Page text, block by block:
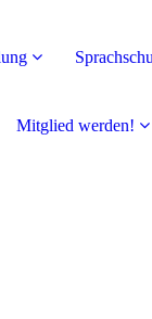
Mitglied werden!